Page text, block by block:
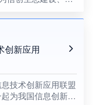
创新应用
技术创新应用联盟
为我国信息创新发